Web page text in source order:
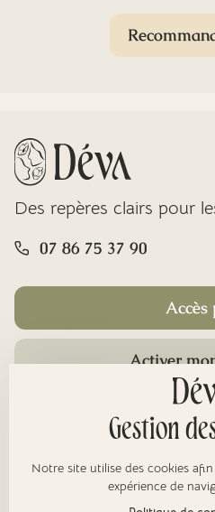
Des repères clairs pour
07 86 75 37 90
Accès
Activer
Gestion
Notre site utilise des cookies
expérience de